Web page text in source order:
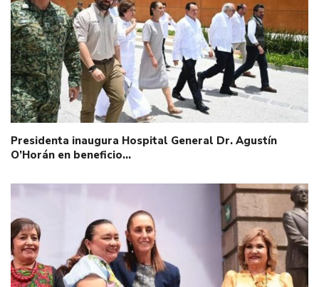
Presidenta inaugura Hospital General Dr. Agustín
O’Horán en beneficio…